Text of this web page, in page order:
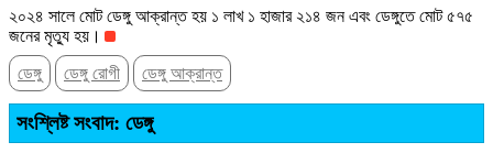
২০২৪ সালে মোট ডেঙ্গু আক্রান্ত হয় ১ লাখ ১ হাজার ২১৪ জন এবং ডেঙ্গুতে মোট ৫৭৫
জনের মৃত্যু হয়।
ডেঙ্গু
ডেঙ্গু রোগী ডেঙ্গু আক্রান্ত
সংশ্লিষ্ট সংবাদ: ডেঙ্গু